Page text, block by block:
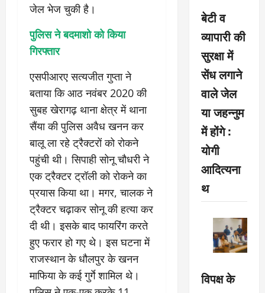
जेल भेज चुकी है।
पुलिस ने बदमाशो को किया
गिरफ्तार
एसपीआरए सत्यजीत गुप्ता ने
बताया कि आठ नवंबर 2020 की
सुबह खेरागढ़ थाना क्षेत्र में थाना
सैंया की पुलिस अवैध खनन कर
बालू ला रहे ट्रैक्टरों को रोकने
पहुंची थी। सिपाही सोनू चौधरी ने
एक ट्रैक्टर ट्रॉली को रोकने का
प्रयास किया था। मगर, चालक ने
ट्रैक्टर चढ़ाकर सोनू की हत्या कर
दी थी। इसके बाद फायरिंग करते
हुए फरार हो गए थे। इस घटना में
राजस्थान के धौलपुर के खनन
माफिया के कई गुर्गे शामिल थे।
बेटी व
व्यापारी की
सुरक्षा में
सेंध लगाने
वाले जेल
या जहन्नुम
में होंगे :
योगी
आदित्यना
थ
विपक्ष के